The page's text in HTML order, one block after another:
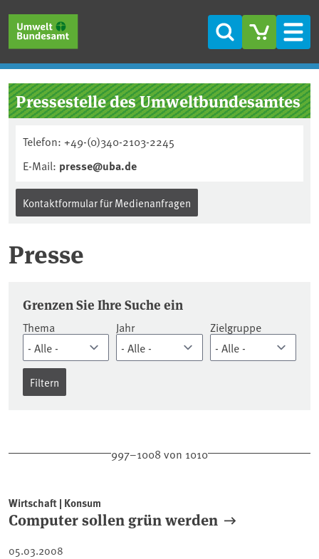
Suche
Pressestelle des Umweltbundesamtes
Telefon: +49-(0)340-2103-2245
E-Mail: presse@uba.de
Kontaktformular für Medienanfragen
Presse
Pressemitteilungen
Grenzen Sie Ihre Suche ein
Thema Jahr Zielgruppe
997–1008 von 1010
Wirtschaft | Konsum
Computer sollen grün werden
05.03.2008